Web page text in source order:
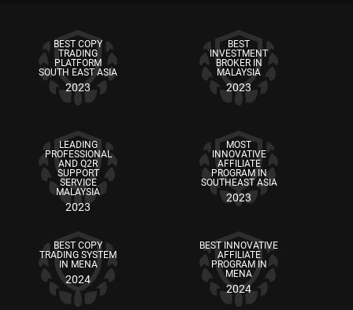
BEST COPY
TRADING
PLATFORM
SOUTH EAST ASIA
2023
BEST
INVESTMENT
BROKER IN
MALAYSIA
2023
LEADING
PROFESSIONAL
AND Q2R
SUPPORT
SERVICE
MALAYSIA
2023
MOST
INNOVATIVE
AFFILIATE
PROGRAM IN
SOUTHEAST ASIA
2023
BEST COPY
TRADING SYSTEM
IN MENA
2024
BEST INNOVATIVE
AFFILIATE
PROGRAM IN
MENA
2024